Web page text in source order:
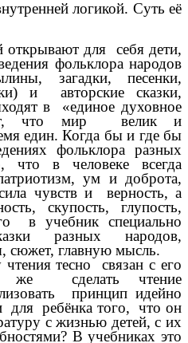
логикой. Суть её
для себя дети,
фольклора народов
загадки, песенки,
и авторские сказки,
в «единое духовное
что мир велик и
един. Когда бы и где бы
фольклора разных
что в человеке всегда
ум и доброта,
чувств и верность, а
скупость, глупость,
в учебник специально
разных народов,
сюжет, главную мысль.
тесно связан с его
же сделать чтение
принцип идейно
для ребёнка того, что он
с жизнью детей, с их
В учебниках это